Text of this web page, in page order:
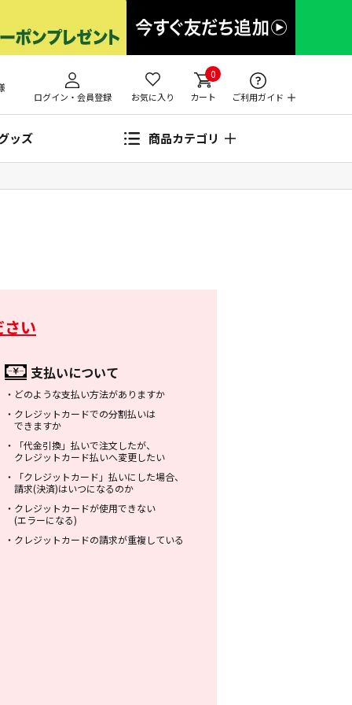
ログイン・会員登録 お気に入り
0
カート ご利用ガイド
ッズ 商品カテゴリ
い
支払いについて
・ どのような支払い方法がありますか
・ クレジットカードでの分割払いは
できますか
・
「代金引換」払いで注文したが、
クレジットカード払いへ変更したい
・
「クレジットカード」払いにした場合、
請求(決済)はいつになるのか
・ クレジットカードが使用できない
(エラーになる)
・ クレジットカードの請求が重複している